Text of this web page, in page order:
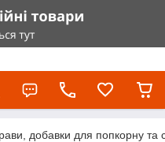
добавки для попкорну та